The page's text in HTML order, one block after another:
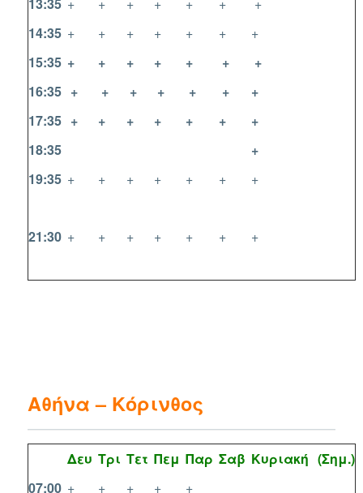
14:35 + + + + + +
+
15:35 + + + + + +
+
16:35 + + + + + +
+
17:35 + + + + + +
+
18:35
+
19:35 + + + + + + +
21:30 + + + + + + +
Αθήνα – Κόρινθος
Δευ Τρι Τετ Πεμ Παρ Σαβ Κυριακή (Σημ.)
07:00 + + + + +